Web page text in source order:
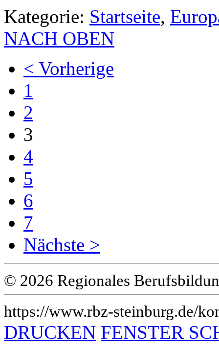
Kategorie: Startseite,
NACH OBEN
< Vorherige
1
2
3
4
5
6
7
Nächste >
© 2026 Regionales
https://www.rbz-steinburg.de/
DRUCKEN FENSTER